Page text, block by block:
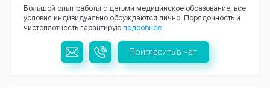
Большой опыт работы с детьми медицинское образование, все
условия индивидуально обсуждаются лично. Порядочность и
чистоплотность гарантирую подробнее
Пригласить в чат